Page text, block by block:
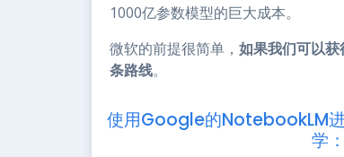
1000亿参数模型的巨大成本。
微软的前提很简单， 如果我们可以
条路线。
使用Google的NotebookLM
学